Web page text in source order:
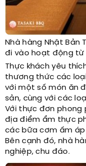
Nhà hàng Nhật Bản
đi vào hoạt động từ
Thực khách yêu
thương thức các
với một số món ăn
sản, cùng với các
Với thực đơn phong
địa điểm ẩm thực
các bữa cơm ấm
Bên cạnh đó, nhà
nghiệp, chu đáo.